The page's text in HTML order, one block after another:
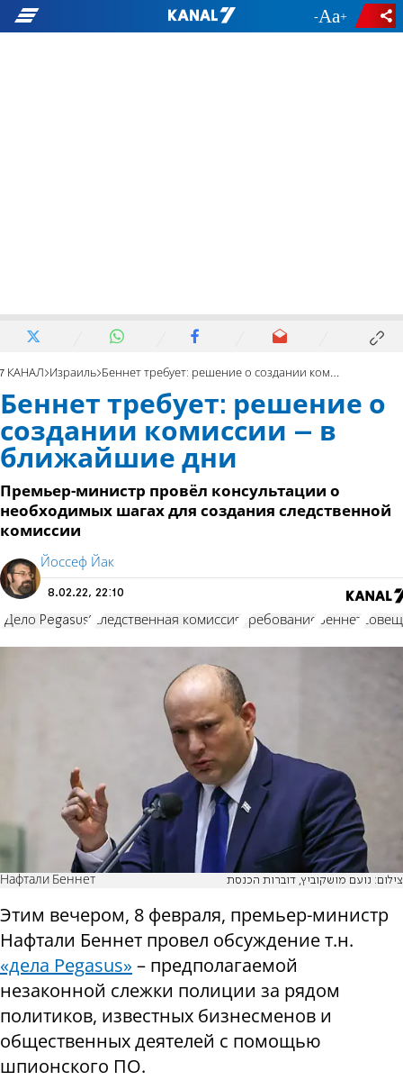
- +
7 КАНАЛ Израиль Беннет требует: решение о создании комиссии – в ближайшие дни
Беннет требует: решение о
создании комиссии – в
ближайшие дни
Премьер-министр провёл консультации о
необходимых шагах для создания следственной
комиссии
Йоссеф Йак
8.02.22, 22:10
"Дело Pegasus" следственная комиссия требование Беннет
Нафтали Беннет צילום: נועם מושקוביץ, דוברות הכנסת
Этим вечером, 8 февраля, премьер-министр
Нафтали Беннет провел обсуждение т.н.
«дела Pegasus» – предполагаемой
незаконной слежки полиции за рядом
политиков, известных бизнесменов и
общественных деятелей с помощью
шпионского ПО.